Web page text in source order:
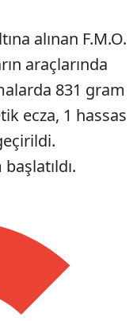
alınan F.M.O.
araçlarında
831 gram
ecza, 1 hassas